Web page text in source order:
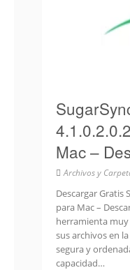
Mac –
Archivos y
Descargar Gratis
para Mac –
herramienta
sus archivos en
segura y
capacidad…